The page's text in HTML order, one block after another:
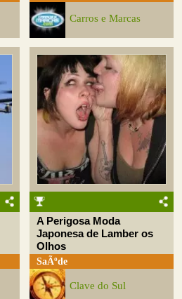
Carros e Marcas
A Perigosa Moda
Japonesa de Lamber os
Olhos
SaÃºde
Clave do Sul